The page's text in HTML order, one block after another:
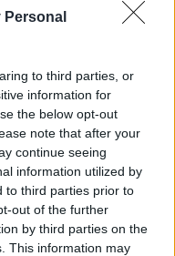
Personal
to third parties, or
information for
the below opt-out
note that after your
continue seeing
information utilized by
to third parties prior to
out of the further
by third parties on the
This information may
Бојкотот и
извинувањето
во Реал
(ФОТО)
7 ДЕНА